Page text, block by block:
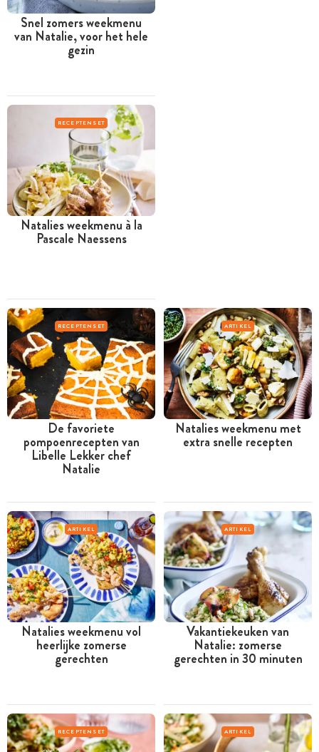
Snel zomers weekmenu
van Natalie, voor het hele
gezin
RECEPTENSET
Natalies weekmenu à la
Pascale Naessens
RECEPTENSET
De favoriete
pompoenrecepten van
Libelle Lekker chef
Natalie
ARTIKEL
Natalies weekmenu met
extra snelle recepten
ARTIKEL
Natalies weekmenu vol
heerlijke zomerse
gerechten
ARTIKEL
Vakantiekeuken van
Natalie: zomerse
gerechten in 30 minuten
RECEPTENSET ARTIKEL